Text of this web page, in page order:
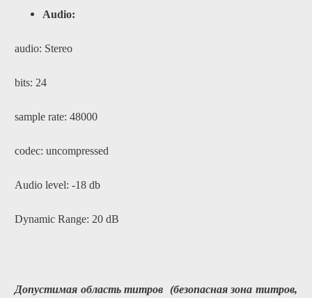
Audio:
audio: Stereo
bits: 24
sample rate: 48000
codec: uncompressed
Audio level: -18 db
Dynamic Range: 20 dB
Допустимая область титров (безопасная зона титров,